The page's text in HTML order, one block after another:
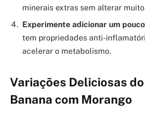
minerais extras sem alterar
Experimente adicionar um
tem propriedades anti-
acelerar o metabolismo.
Variações Deliciosas
Banana com Morango